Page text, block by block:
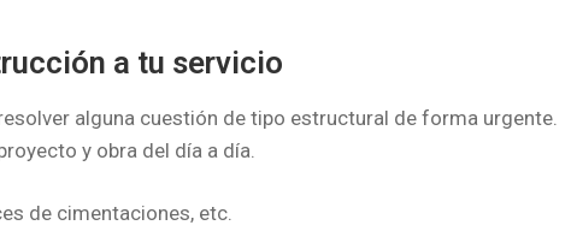
a tu servicio
alguna cuestión de tipo estructural de forma urgente.
y obra del día a día.
de cimentaciones, etc.